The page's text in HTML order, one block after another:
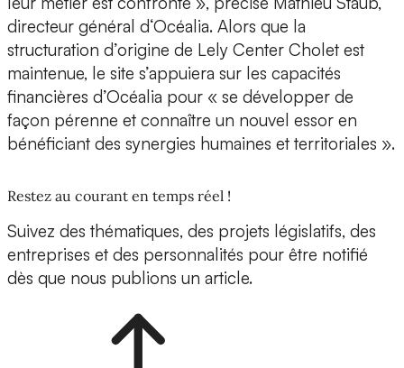
directeur général d‘Océalia. Alors que la
structuration d’origine de Lely Center Cholet est
maintenue, le site s’appuiera sur les capacités
financières d’Océalia pour « se développer de
façon pérenne et connaître un nouvel essor en
bénéficiant des synergies humaines et territoriales ».
Restez au courant en temps réel !
Suivez des thématiques, des projets législatifs, des
entreprises et des personnalités pour être notifié
dès que nous publions un article.